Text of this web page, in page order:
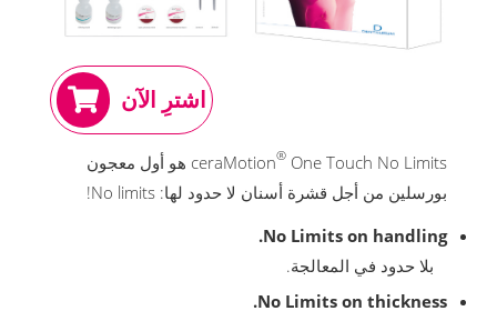
اشترِ الآن
ceraMotion®
One Touch No Limits هو أول معجون
بورسلين من أجل قشرة أسنان لا حدود لها: No limits!
No Limits on handling.
بلا حدود في المعالجة.
No Limits on thickness.